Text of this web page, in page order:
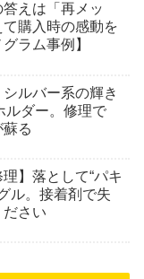
えは「再メッ
購入時の感動を
ラム事例】
シルバー系の輝き
ルダー。修理で
蘇る
】落として“パキ
ル。接着剤で失
さい